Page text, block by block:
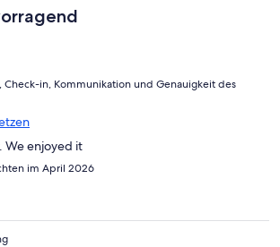
Check-in, Kommunikation und Genauigkeit des
We enjoyed it
im April 2026